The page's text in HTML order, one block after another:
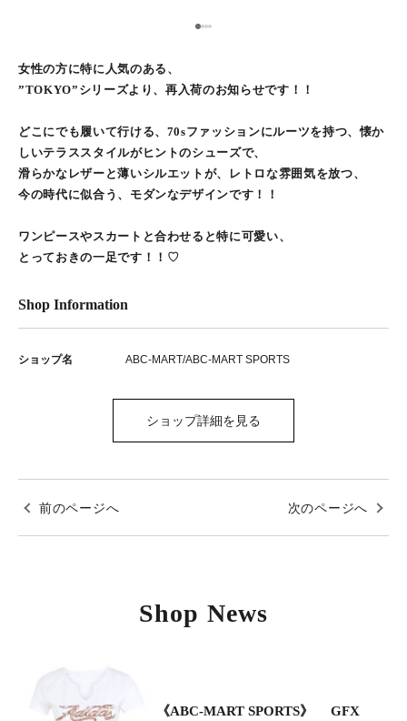
123
女性の方に特に人気のある、
”TOKYO”シリーズより、再入荷のお知らせです！！
どこにでも履いて行ける、70sファッションにルーツを持つ、懐か
しいテラススタイルがヒントのシューズで、
滑らかなレザーと薄いシルエットが、レトロな雰囲気を放つ、
今の時代に似合う、モダンなデザインです！！
ワンピースやスカートと合わせると特に可愛い、
とっておきの一足です！！♡
Shop Information
ショップ名 ABC-MART/ABC-MART SPORTS
ショップ詳細を見る
前のページへ 次のページへ
Shop News
《ABC-MART SPORTS》 GFX